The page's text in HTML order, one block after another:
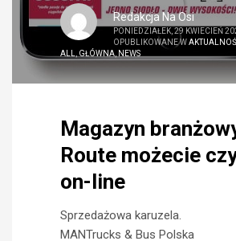
Redakcja Na Osi
PONIEDZIAŁEK, 29 KWIECIEŃ
OPUBLIKOWANE W
ALL
GŁÓWNA NEWS
Magazyn
Route możecie
on-line
Sprzedażowa karuzela.
MANTrucks & Bus Polska